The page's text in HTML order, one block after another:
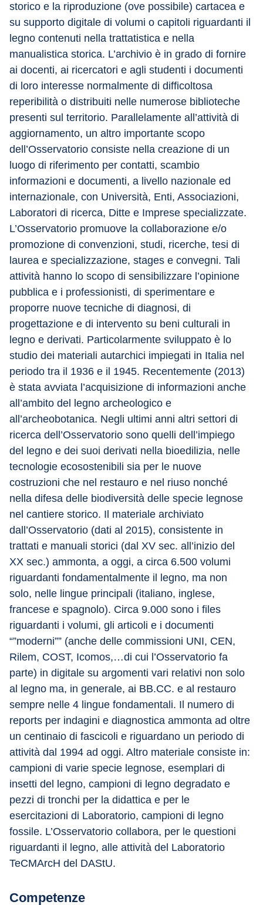
storico e la riproduzione (ove possibile) cartacea e
su supporto digitale di volumi o capitoli riguardanti il
legno contenuti nella trattatistica e nella
manualistica storica. L’archivio è in grado di fornire
ai docenti, ai ricercatori e agli studenti i documenti
di loro interesse normalmente di difficoltosa
reperibilità o distribuiti nelle numerose biblioteche
presenti sul territorio. Parallelamente all’attività di
aggiornamento, un altro importante scopo
dell’Osservatorio consiste nella creazione di un
luogo di riferimento per contatti, scambio
informazioni e documenti, a livello nazionale ed
internazionale, con Università, Enti, Associazioni,
Laboratori di ricerca, Ditte e Imprese specializzate.
L’Osservatorio promuove la collaborazione e/o
promozione di convenzioni, studi, ricerche, tesi di
laurea e specializzazione, stages e convegni. Tali
attività hanno lo scopo di sensibilizzare l’opinione
pubblica e i professionisti, di sperimentare e
proporre nuove tecniche di diagnosi, di
progettazione e di intervento su beni culturali in
legno e derivati. Particolarmente sviluppato è lo
studio dei materiali autarchici impiegati in Italia nel
periodo tra il 1936 e il 1945. Recentemente (2013)
è stata avviata l’acquisizione di informazioni anche
all’ambito del legno archeologico e
all’archeobotanica. Negli ultimi anni altri settori di
ricerca dell’Osservatorio sono quelli dell’impiego
del legno e dei suoi derivati nella bioedilizia, nelle
tecnologie ecosostenibili sia per le nuove
costruzioni che nel restauro e nel riuso nonché
nella difesa delle biodiversità delle specie legnose
nel cantiere storico. Il materiale archiviato
dall’Osservatorio (dati al 2015), consistente in
trattati e manuali storici (dal XV sec. all’inizio del
XX sec.) ammonta, a oggi, a circa 6.500 volumi
riguardanti fondamentalmente il legno, ma non
solo, nelle lingue principali (italiano, inglese,
francese e spagnolo). Circa 9.000 sono i files
riguardanti i volumi, gli articoli e i documenti
“”moderni”” (anche delle commissioni UNI, CEN,
Rilem, COST, Icomos,…di cui l’Osservatorio fa
parte) in digitale su argomenti vari relativi non solo
al legno ma, in generale, ai BB.CC. e al restauro
sempre nelle 4 lingue fondamentali. Il numero di
reports per indagini e diagnostica ammonta ad oltre
un centinaio di fascicoli e riguardano un periodo di
attività dal 1994 ad oggi. Altro materiale consiste in:
campioni di varie specie legnose, esemplari di
insetti del legno, campioni di legno degradato e
pezzi di tronchi per la didattica e per le
esercitazioni di Laboratorio, campioni di legno
fossile. L’Osservatorio collabora, per le questioni
riguardanti il legno, alle attività del Laboratorio
TeCMArcH del DAStU.
Competenze